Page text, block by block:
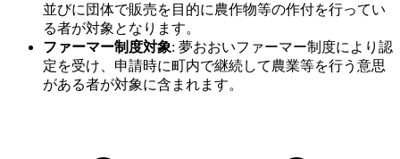
並びに団体で販売を目的に農作物等の作付を行ってい
る者が対象となります。
ファーマー制度対象: 夢おおいファーマー制度により認
定を受け、申請時に町内で継続して農業等を行う意思
がある者が対象に含まれます。